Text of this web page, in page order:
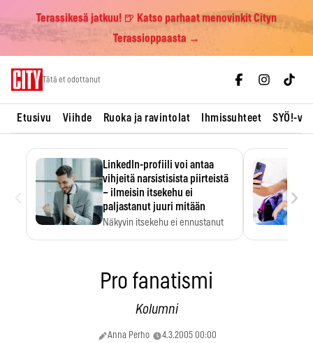
Terassikesä jatkuu! 🍺 Katso parhaat menovinkit Cityn
Terassioppaasta →
Tätä et odottanut
Etusivu Viihde Ruoka ja ravintolat Ihmissuhteet SYÖ!-
LinkedIn-profiili voi antaa
vihjeitä narsistisista piirteistä
– ilmeisin itsekehu ei
paljastanut juuri mitään
Näkyvin itsekehu ei ennustanut
›
Pro fanatismi
Kolumni
Anna Perho 4.3.2005 00:00